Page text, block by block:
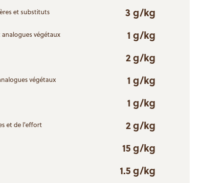
et substituts 3 g/kg
végétaux
1 g/kg
2 g/kg
végétaux
1 g/kg
1 g/kg
et de l'effort
2 g/kg
15 g/kg
1.5 g/kg